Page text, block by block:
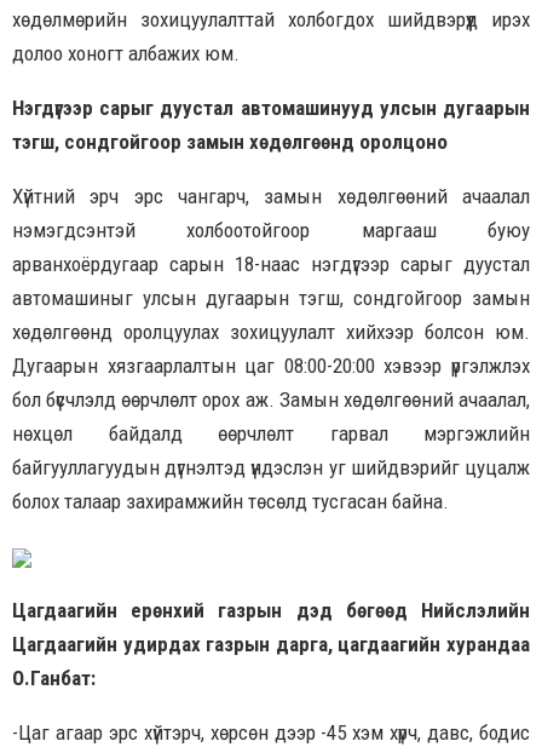
хөдөлмөрийн зохицуулалттай холбогдох шийдвэрүүд ирэх
долоо хоногт албажих юм.
Нэгдүгээр сарыг дуустал автомашинууд улсын дугаарын
тэгш, сондгойгоор замын хөдөлгөөнд оролцоно
Хүйтний эрч эрс чангарч, замын хөдөлгөөний ачаалал
нэмэгдсэнтэй холбоотойгоор маргааш буюу
арванхоёрдугаар сарын 18-наас нэгдүгээр сарыг дуустал
автомашиныг улсын дугаарын тэгш, сондгойгоор замын
хөдөлгөөнд оролцуулах зохицуулалт хийхээр болсон юм.
Дугаарын хязгаарлалтын цаг 08:00-20:00 хэвээр үргэлжлэх
бол бүсчлэлд өөрчлөлт орох аж. Замын хөдөлгөөний ачаалал,
нөхцөл байдалд өөрчлөлт гарвал мэргэжлийн
байгууллагуудын дүгнэлтэд үндэслэн уг шийдвэрийг цуцалж
болох талаар захирамжийн төсөлд тусгасан байна.
Цагдаагийн ерөнхий газрын дэд бөгөөд Нийслэлийн
Цагдаагийн удирдах газрын дарга, цагдаагийн хурандаа
О.Ганбат:
-Цаг агаар эрс хүйтэрч, хөрсөн дээр -45 хэм хүрч, давс, бодис